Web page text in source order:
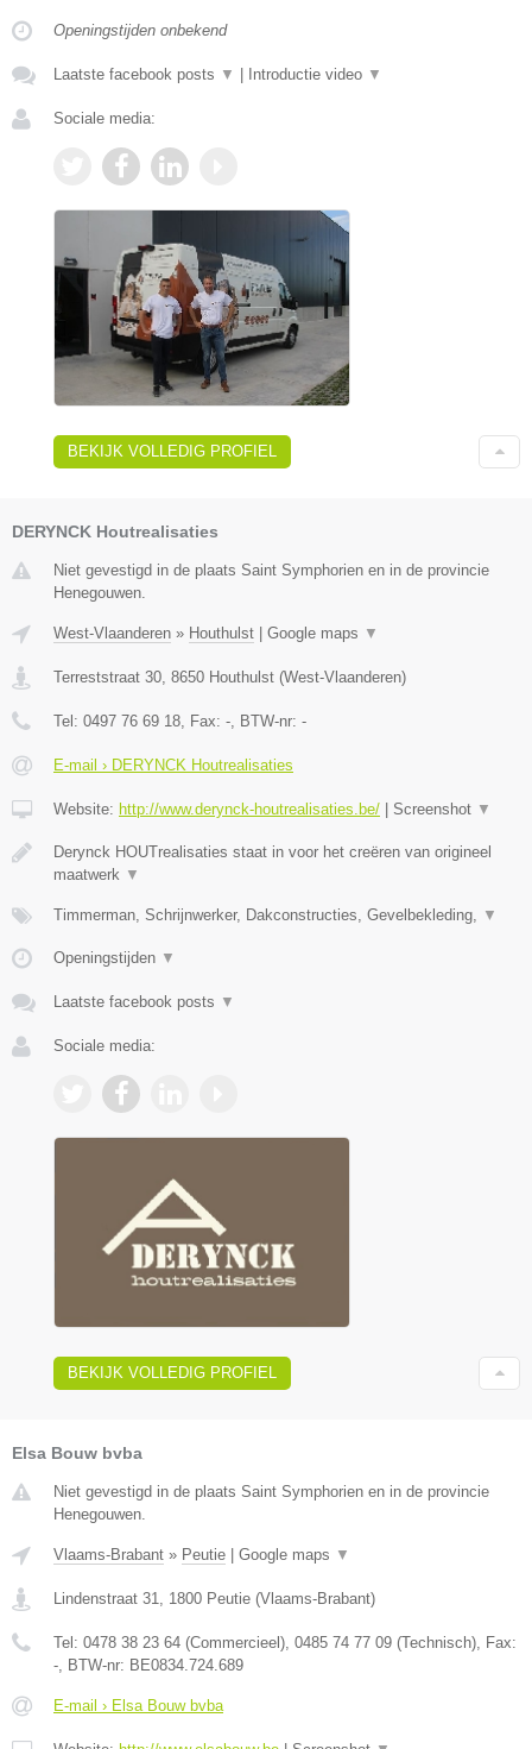
Openingstijden onbekend
Laatste facebook posts ▼ | Introductie video ▼
Sociale media:
BEKIJK VOLLEDIG PROFIEL
DERYNCK Houtrealisaties
Niet gevestigd in de plaats Saint Symphorien en in de provincie
Henegouwen.
West-Vlaanderen » Houthulst Google maps ▼
Terreststraat 30, 8650 Houthulst (West-Vlaanderen)
Tel: 0497 76 69 18, Fax: -, BTW-nr: -
E-mail › DERYNCK Houtrealisaties
Website: http://www.derynck-houtrealisaties.be/ Screenshot ▼
Derynck HOUTrealisaties staat in voor het creëren van origineel
maatwerk ▼
Timmerman, Schrijnwerker, Dakconstructies, Gevelbekleding, ▼
Openingstijden ▼
Laatste facebook posts ▼
Sociale media:
BEKIJK VOLLEDIG PROFIEL
Elsa Bouw bvba
Niet gevestigd in de plaats Saint Symphorien en in de provincie
Henegouwen.
Vlaams-Brabant » Peutie Google maps ▼
Lindenstraat 31, 1800 Peutie (Vlaams-Brabant)
Tel: 0478 38 23 64 (Commercieel), 0485 74 77 09 (Technisch), Fax:
-, BTW-nr: BE0834.724.689
E-mail › Elsa Bouw bvba